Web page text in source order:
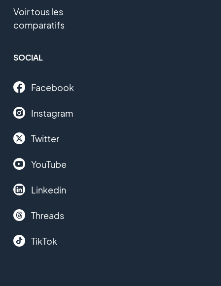
Voir tous les
comparatifs
SOCIAL
Facebook
Instagram
Twitter
YouTube
Linkedin
Threads
TikTok